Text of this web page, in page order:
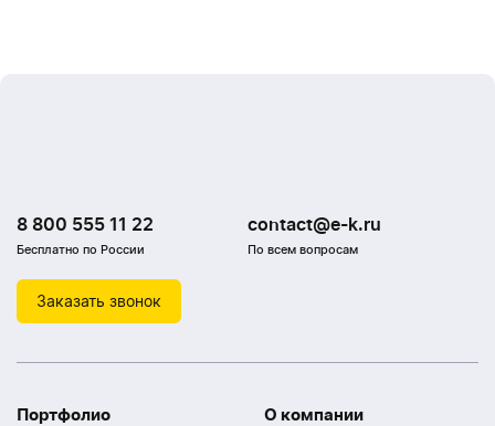
8 800 555 11 22
Бесплатно по России
contact@e-k.ru
По всем вопросам
Заказать звонок
Портфолио
О компании